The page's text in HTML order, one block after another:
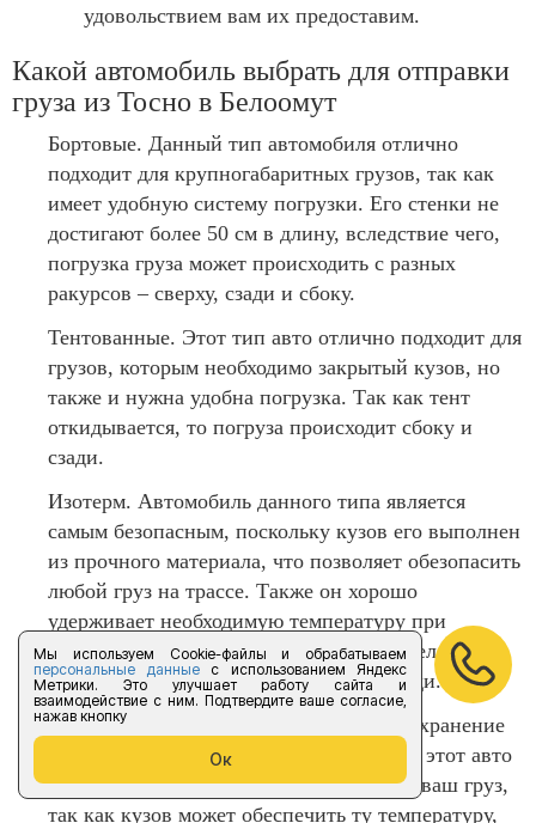
Мы используем Cookie-файлы и обрабатываем
персональные данныес использованием Яндекс
Метрики. Это улучшает работу сайта и
взаимодействие с ним. Подтвердите ваше согласие,
нажав кнопку
Ок
удовольствием вам их предоставим.
Какой автомобиль выбрать для отправки
груза из Тосно в Белоомут
Бортовые. Данный тип автомобиля отлично
подходит для крупногабаритных грузов, так как
имеет удобную систему погрузки. Его стенки не
достигают более 50 см в длину, вследствие чего,
погрузка груза может происходить с разных
ракурсов – сверху, сзади и сбоку.
Тентованные. Этот тип авто отлично подходит для
грузов, которым необходимо закрытый кузов, но
также и нужна удобна погрузка. Так как тент
откидывается, то погруза происходит сбоку и
сзади.
Изотерм. Автомобиль данного типа является
самым безопасным, поскольку кузов его выполнен
из прочного материала, что позволяет обезопасить
любой груз на трассе. Также он хорошо
удерживает необходимую температуру при
доставки грузов по маршруту Тосно - Белоомут -
Тосно. Погрузка происходит только сзади.
Рефрижератор. Если вам необходимо сохранение
отрицательной и выше температуры, то этот авто
точно для вас. Вы можете не бояться за ваш груз,
так как кузов может обеспечить ту температуру,